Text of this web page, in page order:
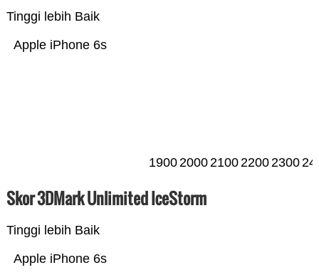
Tinggi lebih Baik
Apple iPhone 6s
19002000210022002300
Skor 3DMark Unlimited IceStorm
Tinggi lebih Baik
Apple iPhone 6s